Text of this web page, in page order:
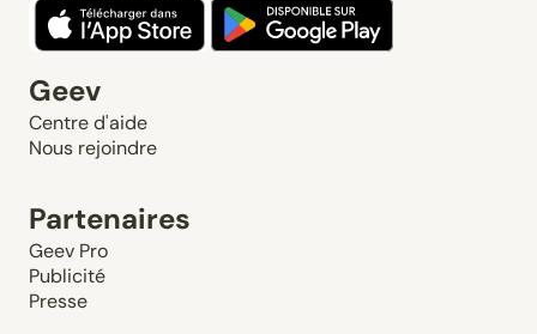
Geev
Centre d'aide
Nous rejoindre
Partenaires
Geev Pro
Publicité
Presse